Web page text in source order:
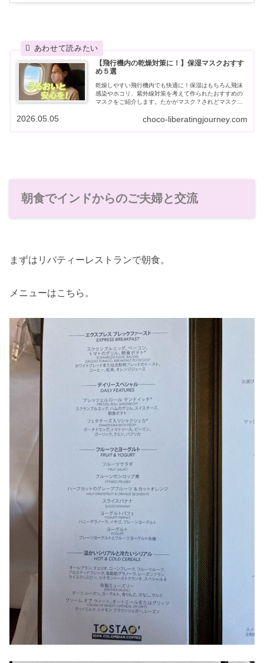
【飛行機内の乾燥対策に！】保湿マスクおすす
め５選
乾燥しやすい飛行機内でも快適に！保湿はもちろん飛沫
感染やホコリ、紫外線対策を考えて作られたおすすめの
マスクをご紹介します。たかがマスク？されどマスク。
choco-liberatingjourney.com
2026.05.05
朝食でインドからのご夫婦と交流
まずはリバティーレストランで朝食。
メニューはこちら。